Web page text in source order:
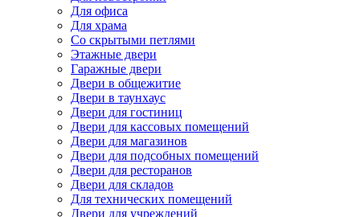
Для офиса
Для храма
Со скрытыми петлями
Этажные двери
Гаражные двери
Двери в общежитие
Двери в таунхаус
Двери для гостиниц
Двери для кассовых помещений
Двери для магазинов
Двери для подсобных помещений
Двери для ресторанов
Двери для складов
Для технических помещений
Двери для учреждений